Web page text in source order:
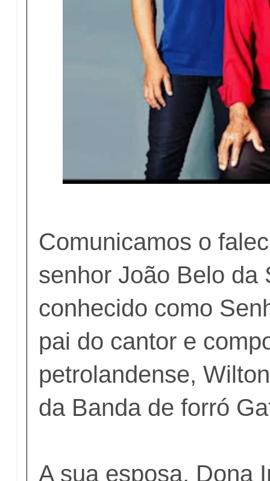
Comunicamos o
senhor João Belo da
conhecido como
pai do cantor e
petrolandense,
da Banda de forró
A sua esposa, Dona